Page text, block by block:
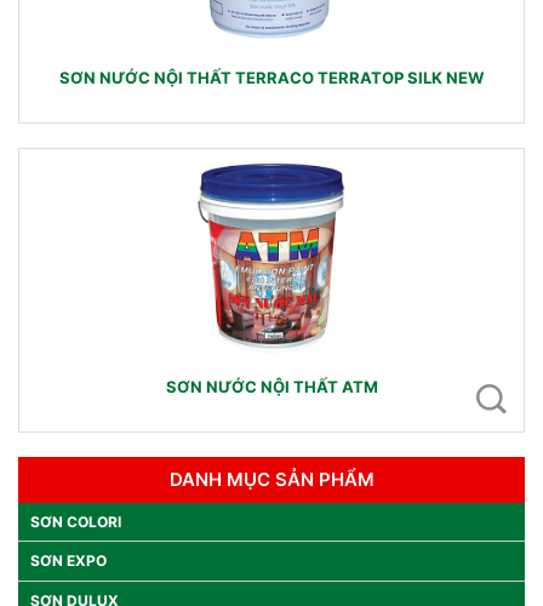
SƠN NƯỚC NỘI THẤT TERRACO TERRATOP SILK NEW
SƠN NƯỚC NỘI THẤT ATM
DANH MỤC SẢN PHẨM
SƠN COLORI
SƠN EXPO
SƠN DULUX